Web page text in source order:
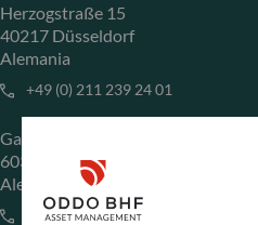
Herzogstraße 15
40217 Düsseldorf
Alemania
+49 (0) 211 239 24 01
Gallusanlage 8
60329 Frankfurt am Main
Alemania
+49 (0) 69 920 50 0